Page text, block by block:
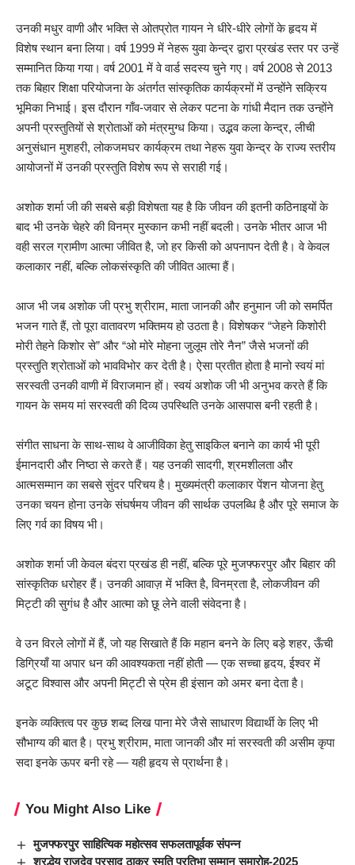
उनकी मधुर वाणी और भक्ति से ओतप्रोत गायन ने धीरे-धीरे लोगों के हृदय में
विशेष स्थान बना लिया। वर्ष 1999 में नेहरू युवा केन्द्र द्वारा प्रखंड स्तर पर उन्हें
सम्मानित किया गया। वर्ष 2001 में वे वार्ड सदस्य चुने गए। वर्ष 2008 से 2013
तक बिहार शिक्षा परियोजना के अंतर्गत सांस्कृतिक कार्यक्रमों में उन्होंने सक्रिय
भूमिका निभाई। इस दौरान गाँव-जवार से लेकर पटना के गांधी मैदान तक उन्होंने
अपनी प्रस्तुतियों से श्रोताओं को मंत्रमुग्ध किया। उद्भव कला केन्द्र, लीची
अनुसंधान मुशहरी, लोकजमघर कार्यक्रम तथा नेहरू युवा केन्द्र के राज्य स्तरीय
आयोजनों में उनकी प्रस्तुति विशेष रूप से सराही गई।
अशोक शर्मा जी की सबसे बड़ी विशेषता यह है कि जीवन की इतनी कठिनाइयों के
बाद भी उनके चेहरे की विनम्र मुस्कान कभी नहीं बदली। उनके भीतर आज भी
वही सरल ग्रामीण आत्मा जीवित है, जो हर किसी को अपनापन देती है। वे केवल
कलाकार नहीं, बल्कि लोकसंस्कृति की जीवित आत्मा हैं।
आज भी जब अशोक जी प्रभु श्रीराम, माता जानकी और हनुमान जी को समर्पित
भजन गाते हैं, तो पूरा वातावरण भक्तिमय हो उठता है। विशेषकर “जेहने किशोरी
मोरी तेहने किशोर से” और “ओ मोरे मोहना जुलूम तोरे नैन” जैसे भजनों की
प्रस्तुति श्रोताओं को भावविभोर कर देती है। ऐसा प्रतीत होता है मानो स्वयं मां
सरस्वती उनकी वाणी में विराजमान हों। स्वयं अशोक जी भी अनुभव करते हैं कि
गायन के समय मां सरस्वती की दिव्य उपस्थिति उनके आसपास बनी रहती है।
संगीत साधना के साथ-साथ वे आजीविका हेतु साइकिल बनाने का कार्य भी पूरी
ईमानदारी और निष्ठा से करते हैं। यह उनकी सादगी, श्रमशीलता और
आत्मसम्मान का सबसे सुंदर परिचय है। मुख्यमंत्री कलाकार पेंशन योजना हेतु
उनका चयन होना उनके संघर्षमय जीवन की सार्थक उपलब्धि है और पूरे समाज के
लिए गर्व का विषय भी।
अशोक शर्मा जी केवल बंदरा प्रखंड ही नहीं, बल्कि पूरे मुजफ्फरपुर और बिहार की
सांस्कृतिक धरोहर हैं। उनकी आवाज़ में भक्ति है, विनम्रता है, लोकजीवन की
मिट्टी की सुगंध है और आत्मा को छू लेने वाली संवेदना है।
वे उन विरले लोगों में हैं, जो यह सिखाते हैं कि महान बनने के लिए बड़े शहर, ऊँची
डिग्रियाँ या अपार धन की आवश्यकता नहीं होती — एक सच्चा हृदय, ईश्वर में
अटूट विश्वास और अपनी मिट्टी से प्रेम ही इंसान को अमर बना देता है।
इनके व्यक्तित्व पर कुछ शब्द लिख पाना मेरे जैसे साधारण विद्यार्थी के लिए भी
सौभाग्य की बात है। प्रभु श्रीराम, माता जानकी और मां सरस्वती की असीम कृपा
सदा इनके ऊपर बनी रहे — यही हृदय से प्रार्थना है।
You Might Also Like
मुजफ्फरपुर साहित्यिक महोत्सव सफलतापूर्वक संपन्न
श्रद्धेय राजदेव प्रसाद ठाकुर स्मृति प्रतिभा सम्मान समारोह-2025